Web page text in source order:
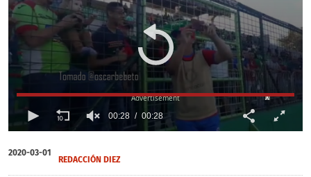
of
28
00:28 00:28
X
X
2020-03-01
REDACCIÓN DIEZ